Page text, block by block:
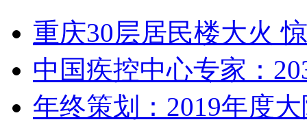
重庆30层居民楼大火
中国疾控中心专家：
年终策划：2019年度